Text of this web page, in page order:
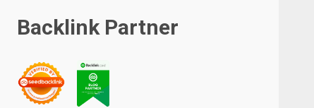
Backlink Partner